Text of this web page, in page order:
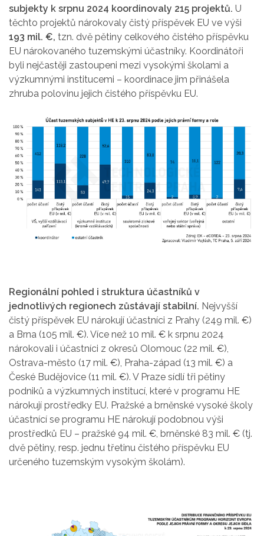
subjekty k srpnu 2024 koordinovaly 215 projektů. U
těchto projektů nárokovaly čistý příspěvek EU ve výši
193 mil. €, tzn. dvě pětiny celkového čistého příspěvku
EU nárokovaného tuzemskými účastníky. Koordinátoři
byli nejčastěji zastoupeni mezi vysokými školami a
výzkumnými institucemi – koordinace jim přinášela
zhruba polovinu jejich čistého příspěvku EU.
Regionální pohled i struktura účastníků v
jednotlivých regionech zůstávají stabilní. Nejvyšší
čistý příspěvek EU nárokují účastníci z Prahy (249 mil. €)
a Brna (105 mil. €). Více než 10 mil. € k srpnu 2024
nárokovali i účastníci z okresů Olomouc (22 mil. €),
Ostrava-město (17 mil. €), Praha-západ (13 mil. €) a
České Budějovice (11 mil. €). V Praze sídlí tři pětiny
podniků a výzkumných institucí, které v programu HE
nárokují prostředky EU. Pražské a brněnské vysoké školy
účastnící se programu HE nárokují podobnou výši
prostředků EU – pražské 94 mil. €, brněnské 83 mil. € (tj.
dvě pětiny, resp. jednu třetinu čistého příspěvku EU
určeného tuzemským vysokým školám).